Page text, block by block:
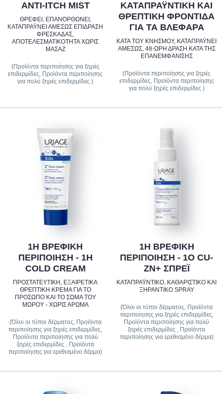
ANTI-ITCH MIST
ΘΡΈΦΕΙ, ΕΠΑΝΟΡΘΏΝΕΙ,
ΚΑΤΑΠΡΑΫ́ΝΕΙ ΑΜΈΣΩΣ ΕΠΊΔΡΑΣΗ
ΦΡΕΣΚΆΔΑΣ,
ΑΠΟΤΕΛΕΣΜΑΤΙΚΌΤΗΤΑ ΧΩΡΊΣ
ΜΑΣΆΖ
(Προϊόντα περιποίησης για ξηρές
επιδερμίδες, Προϊόντα περιποίησης
για πολύ ξηρές επιδερμίδες )
ΚΑΤΑΠΡΑΫΝΤΙΚΉ ΚΑΙ
ΘΡΕΠΤΙΚΉ ΦΡΟΝΤΊΔΑ
ΓΙΑ ΤΑ ΒΛΈΦΑΡΑ
ΚΑΤΆ ΤΟΥ ΚΝΗΣΜΟΎ, ΚΑΤΑΠΡΑΫ́ΝΕΙ
ΑΜΈΣΩΣ, 48-ΩΡΗ ΔΡΆΣΗ ΚΑΤΆ ΤΗΣ
ΕΠΑΝΕΜΦΆΝΙΣΗΣ
(Προϊόντα περιποίησης για ξηρές
επιδερμίδες, Προϊόντα περιποίησης
για πολύ ξηρές επιδερμίδες )
1Η ΒΡΕΦΙΚΗ
ΠΕΡΙΠΟΙΗΣΗ - 1Η
COLD CREAM
ΠΡΟΣΤΑΤΕΥΤΙΚΗ, ΕΞΑΙΡΕΤΙΚΑ
ΘΡΕΠΤΙΚΗ ΚΡΕΜΑ ΓΙΑ ΤΟ
ΠΡΟΣΩΠΟ ΚΑΙ ΤΟ ΣΩΜΑ ΤΟΥ
ΜΩΡΟΥ - ΧΩΡΙΣ ΑΡΩΜΑ
(Όλοι οι τύποι δέρματος, Προϊόντα
περιποίησης για ξηρές επιδερμίδες,
Προϊόντα περιποίησης για πολύ
ξηρές επιδερμίδες , Προϊόντα
περιποίησης για ερεθισμένο δέρμα)
1Η ΒΡΕΦΙΚΗ
ΠΕΡΙΠΟΙΗΣΗ - 1Ο CU-
ZN+ ΣΠΡΕΪ
ΚΑΤΑΠΡΑΫΝΤΙΚΟ, ΚΑΘΑΡΙΣΤΙΚΟ ΚΑΙ
ΞΗΡΑΝΤΙΚΟ SPRAY
(Όλοι οι τύποι δέρματος, Προϊόντα
περιποίησης για ξηρές επιδερμίδες,
Προϊόντα περιποίησης για πολύ
ξηρές επιδερμίδες , Προϊόντα
περιποίησης για ερεθισμένο δέρμα)